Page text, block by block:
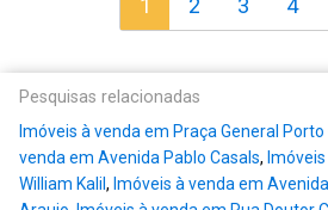
1 2 3 4
Pesquisas relacionadas
Imóveis à venda em Praça General
venda em Avenida Pablo Casals,
William Kalil , Imóveis à venda em